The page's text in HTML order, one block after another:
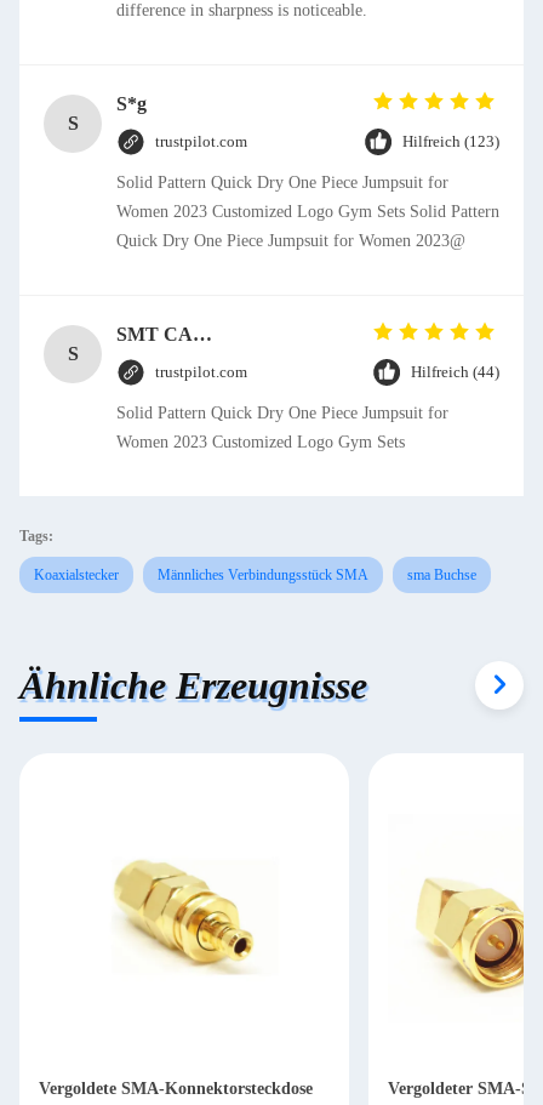
difference in sharpness is noticeable.
S
S*g
trustpilot.com Hilfreich (123)
Solid Pattern Quick Dry One Piece Jumpsuit for
Women 2023 Customized Logo Gym Sets Solid Pattern
Quick Dry One Piece Jumpsuit for Women 2023@
S
SMT CAP Type Box Header Connector 1.27mm Pitch Gold Flash Contact Plating
trustpilot.com Hilfreich (44)
Solid Pattern Quick Dry One Piece Jumpsuit for
Women 2023 Customized Logo Gym Sets
Tags:
Koaxialstecker Männliches Verbindungsstück SMA sma Buchse
Ähnliche Erzeugnisse
Vergoldete SMA-Konnektorsteckdose
Vergoldeter SMA-